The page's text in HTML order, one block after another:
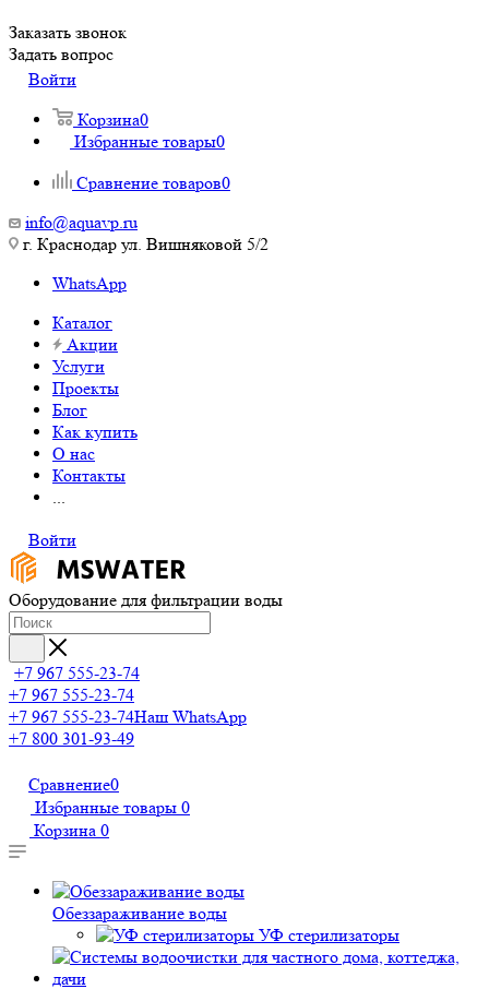
Заказать звонок
Задать вопрос
Войти
Корзина0
Избранные товары0
Сравнение товаров0
info@aquavp.ru
г. Краснодар ул. Вишняковой 5/2
WhatsApp
Каталог
Акции
Услуги
Проекты
Блог
Как купить
О нас
Контакты
...
Войти
Оборудование для фильтрации воды
+7 967 555-23-74
+7 967 555-23-74
+7 967 555-23-74Наш WhatsApp
+7 800 301-93-49
Сравнение0
Избранные товары 0
Корзина 0
Обеззараживание воды
УФ стерилизаторы